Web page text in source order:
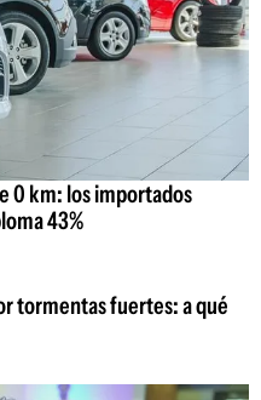
0 km: los importados
43%
tormentas fuertes: a qué